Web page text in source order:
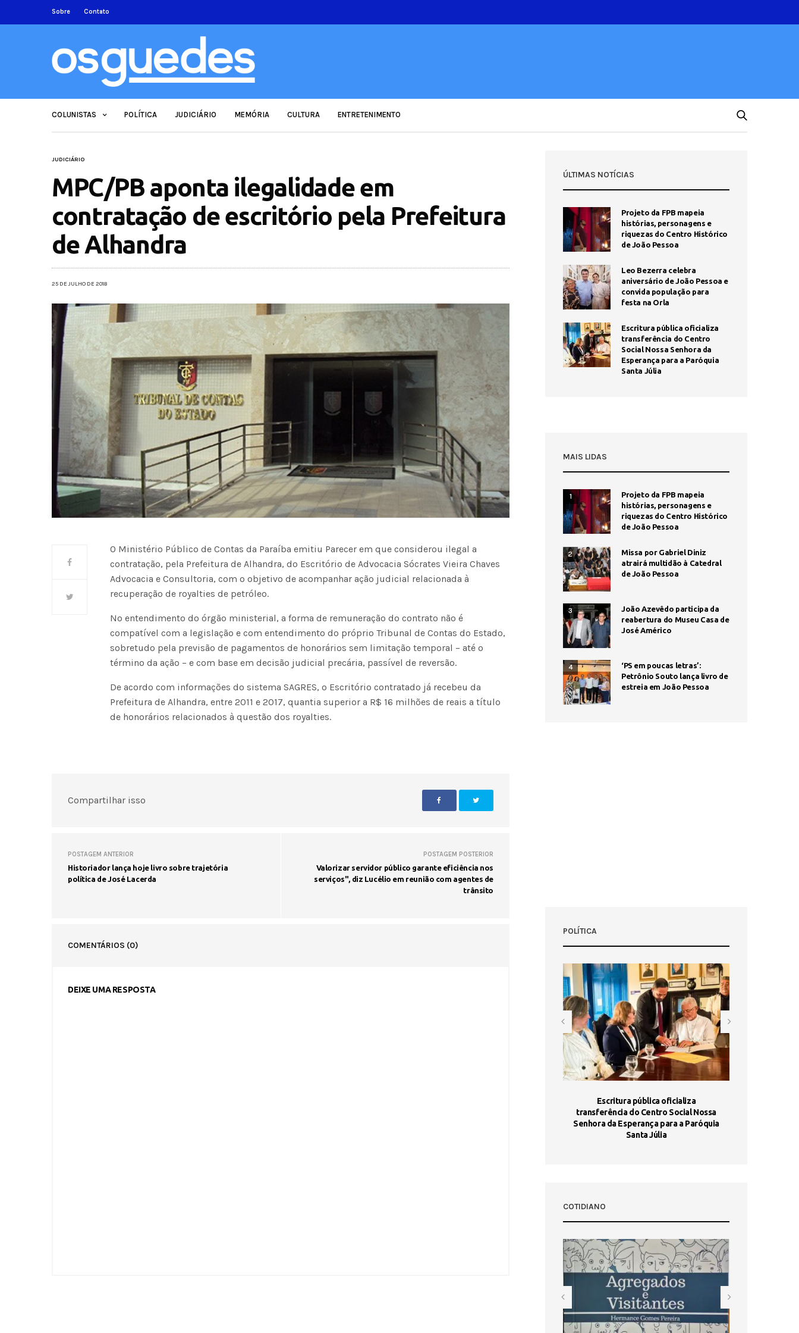
Sobre Contato
COLUNISTAS POLÍTICA JUDICIÁRIO MEMÓRIA CULTURA ENTRETENIMENTO
JUDICIÁRIO
MPC/PB aponta ilegalidade em
contratação de escritório pela Prefeitura
de Alhandra
25 DE JULHO DE 2018
O Ministério Público de Contas da Paraíba emitiu Parecer em que considerou ilegal a
contratação, pela Prefeitura de Alhandra, do Escritório de Advocacia Sócrates Vieira Chaves 
Advocacia e Consultoria, com o objetivo de acompanhar ação judicial relacionada à
recuperação de royalties de petróleo.
No entendimento do órgão ministerial, a forma de remuneração do contrato não é
compatível com a legislação e com entendimento do próprio Tribunal de Contas do Estado,
sobretudo pela previsão de pagamentos de honorários sem limitação temporal – até o
término da ação – e com base em decisão judicial precária, passível de reversão.
De acordo com informações do sistema SAGRES, o Escritório contratado já recebeu da
Prefeitura de Alhandra, entre 2011 e 2017, quantia superior a R$ 16 milhões de reais a título
de honorários relacionados à questão dos royalties.
Compartilhar isso
POSTAGEM ANTERIOR
Historiador lança hoje livro sobre trajetória
política de José Lacerda
POSTAGEM POSTERIOR
Valorizar servidor público garante eficiência nos
serviços", diz Lucélio em reunião com agentes de
trânsito
COMENTÁRIOS (0)
DEIXE UMA RESPOSTA
ÚLTIMAS NOTÍCIAS
Projeto da FPB mapeia
histórias, personagens e
riquezas do Centro Histórico
de João Pessoa
Leo Bezerra celebra
aniversário de João Pessoa e
convida população para
festa na Orla
Escritura pública oficializa
transferência do Centro
Social Nossa Senhora da
Esperança para a Paróquia
Santa Júlia
MAIS LIDAS
1
Projeto da FPB mapeia
histórias, personagens e
riquezas do Centro Histórico
de João Pessoa
2
Missa por Gabriel Diniz
atrairá multidão à Catedral
de João Pessoa
3
João Azevêdo participa da
reabertura do Museu Casa de
José Américo
4
‘PS em poucas letras’:
Petrônio Souto lança livro de
estreia em João Pessoa
POLÍTICA
Escritura pública oficializa
transferência do Centro Social Nossa
Senhora da Esperança para a Paróquia
Santa Júlia
COTIDIANO